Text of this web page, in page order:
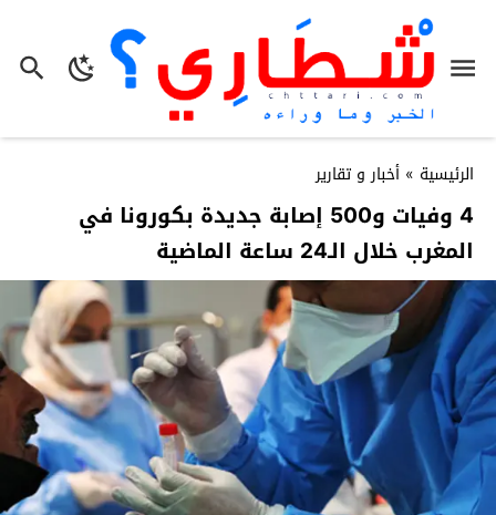
الرئيسية » أخبار و تقارير
4 وفيات و500 إصابة جديدة بكورونا في
المغرب خلال الـ24 ساعة الماضية